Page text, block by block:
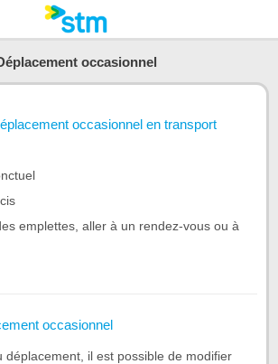
occasionnel
occasionnel en transport
emplettes, aller à un rendez-vous ou à
occasionnel
déplacement, il est possible de modifier